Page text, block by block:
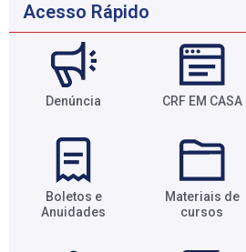
Acesso Rápido
Denúncia CRF EM CASA
Boletos e
Anuidades​
Materiais de
cursos​